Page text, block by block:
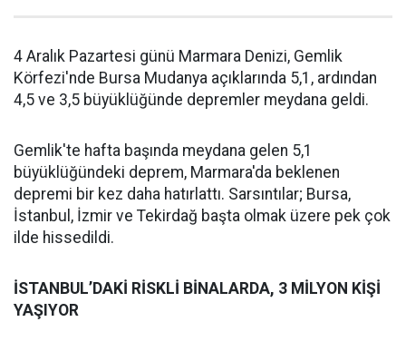
4 Aralık Pazartesi günü Marmara Denizi, Gemlik
Körfezi'nde Bursa Mudanya açıklarında 5,1, ardından
4,5 ve 3,5 büyüklüğünde depremler meydana geldi.
Gemlik'te hafta başında meydana gelen 5,1
büyüklüğündeki deprem, Marmara'da beklenen
depremi bir kez daha hatırlattı. Sarsıntılar; Bursa,
İstanbul, İzmir ve Tekirdağ başta olmak üzere pek çok
ilde hissedildi.
İSTANBUL’DAKİ RİSKLİ BİNALARDA, 3 MİLYON KİŞİ
YAŞIYOR